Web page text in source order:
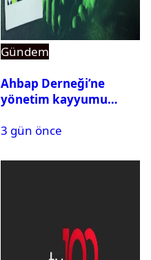
Gündem
Ahbap Derneği’ne
yönetim kayyumu
açıldı
3 gün önce